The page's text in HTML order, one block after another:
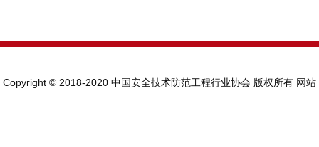
Copyright © 2018-2020 中国安全技术防范工程行业协会 版权所有 网站